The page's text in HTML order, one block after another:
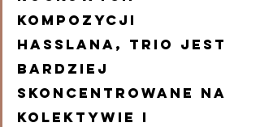
kompozycji
Hasslana, trio jest
bardziej
skoncentrowane na
kolektywie i